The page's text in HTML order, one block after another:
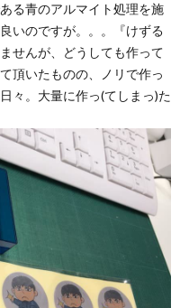
る青のアルマイト処理を施
いのですが。。。『けずる
せんが、どうしても作って
頂いたものの、ノリで作っ
々。大量に作っ(てしまっ)た